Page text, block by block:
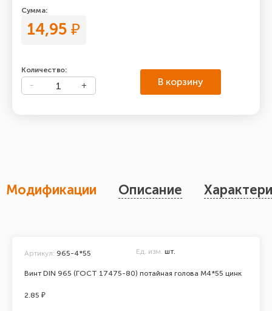
Сумма:
14,95 ₽
Количество:
В корзину
Модификации Описание
Винт DIN 965 (ГОСТ 17475-80) потайная голова М4*55 цинк
Артикул: 965-4*55 Ед. изм. шт.
2.85 ₽